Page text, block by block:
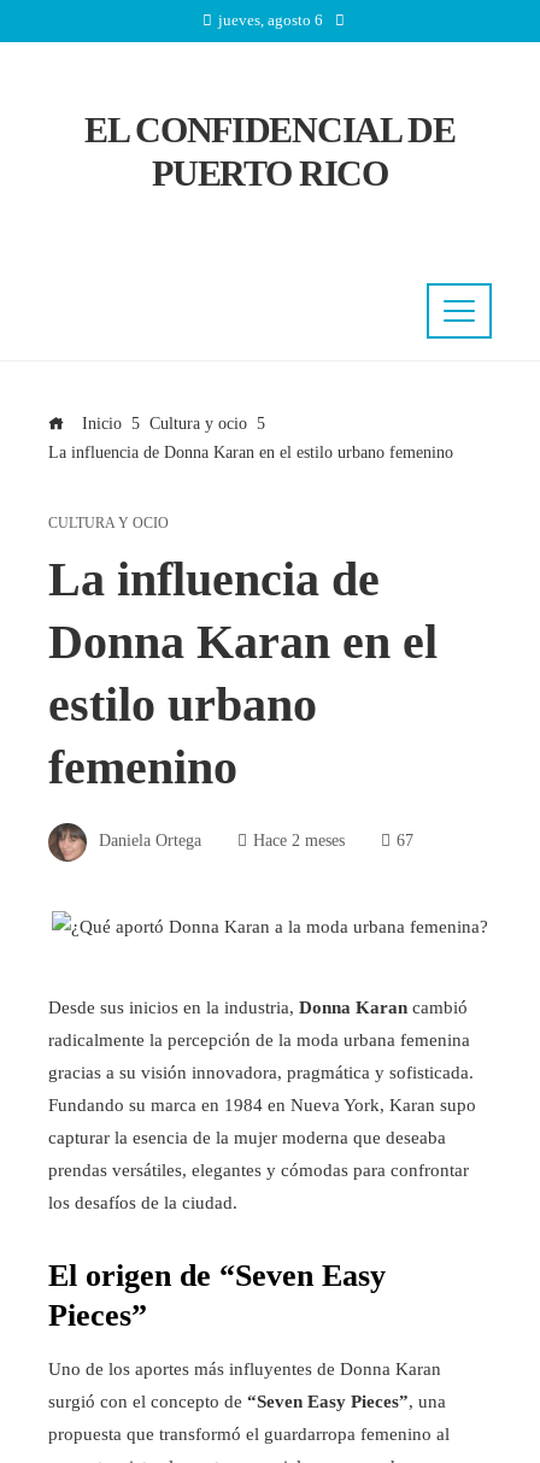
jueves, agosto 6
EL CONFIDENCIAL DE
PUERTO RICO
Inicio
Cultura y ocio
La influencia de Donna Karan en el estilo urbano femenino
CULTURA Y OCIO
La influencia de
Donna Karan en el
estilo urbano
femenino
Daniela Ortega Hace 2 meses 67
Desde sus inicios en la industria, Donna Karan cambió
radicalmente la percepción de la moda urbana femenina
gracias a su visión innovadora, pragmática y sofisticada.
Fundando su marca en 1984 en Nueva York, Karan supo
capturar la esencia de la mujer moderna que deseaba
prendas versátiles, elegantes y cómodas para confrontar
los desafíos de la ciudad.
El origen de “Seven Easy
Pieces”
Uno de los aportes más influyentes de Donna Karan
surgió con el concepto de “Seven Easy Pieces”, una
propuesta que transformó el guardarropa femenino al